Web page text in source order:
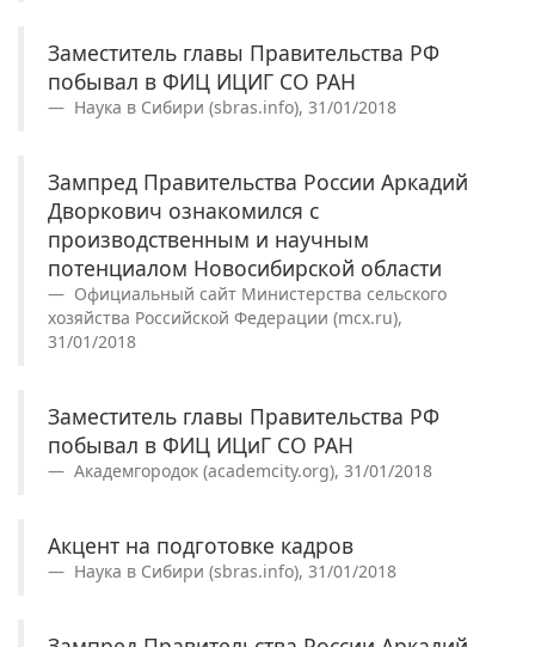
Заместитель главы Правительства РФ
побывал в ФИЦ ИЦИГ СО РАН
Наука в Сибири (sbras.info), 31/01/2018
Зампред Правительства России Аркадий
Дворкович ознакомился с
производственным и научным
потенциалом Новосибирской области
Официальный сайт Министерства сельского
хозяйства Российской Федерации (mcx.ru),
31/01/2018
Заместитель главы Правительства РФ
побывал в ФИЦ ИЦиГ СО РАН
Академгородок (academcity.org), 31/01/2018
Акцент на подготовке кадров
Наука в Сибири (sbras.info), 31/01/2018